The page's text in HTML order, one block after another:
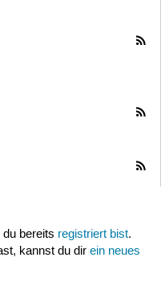
bereits registriert bist.
kannst du dir ein neues